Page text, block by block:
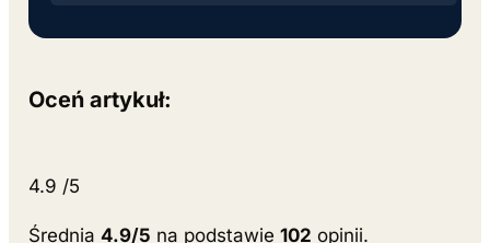
Oceń artykuł:
4.9 /5
Średnia 4.9/5 na podstawie 102 opinii.